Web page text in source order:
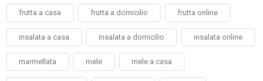
frutta a casa frutta a domicilio frutta online
insalata a casa insalata a domicilio insalata online
marmellata mele mele a casa